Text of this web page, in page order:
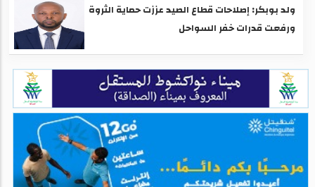
ولد بوبكر: إصلاحات قطاع الصيد عززت حماية الثروة
ورفعت قدرات خفر السواحل